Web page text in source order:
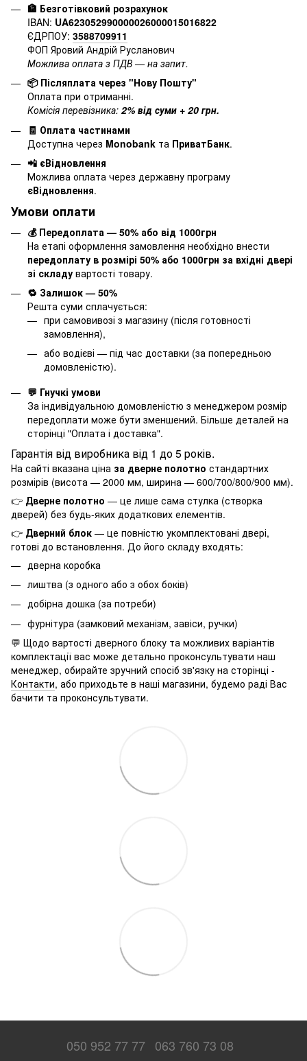
🏦 Безготівковий розрахунок
IBAN: UA623052990000026000015016822
ЄДРПОУ: 3588709911
ФОП Яровий Андрій Русланович
Можлива оплата з ПДВ — на запит.
📦 Післяплата через "Нову Пошту"
Оплата при отриманні.
Комісія перевізника: 2% від суми + 20 грн.
🧾 Оплата частинами
Доступна через Monobank та ПриватБанк.
📲 єВідновлення
Можлива оплата через державну програму
єВідновлення.
Умови оплати
💰 Передоплата — 50% або від 1000грн
На етапі оформлення замовлення необхідно внести
передоплату в розмірі 50% або 1000грн за вхідні двері
зі складу вартості товару.
🔁 Залишок — 50%
Решта суми сплачується:
при самовивозі з магазину (після готовності
замовлення),
або водієві — під час доставки (за попередньою
домовленістю).
💬 Гнучкі умови
За індивідуальною домовленістю з менеджером розмір
передоплати може бути зменшений. Більше деталей на
сторінці "Оплата і доставка".
Гарантія від виробника від 1 до 5 років.
На сайті вказана ціна за дверне полотно стандартних
розмірів (висота — 2000 мм, ширина — 600/700/800/900 мм).
👉 Дверне полотно — це лише сама стулка (створка
дверей) без будь-яких додаткових елементів.
👉 Дверний блок — це повністю укомплектовані двері,
готові до встановлення. До його складу входять:
дверна коробка
лиштва (з одного або з обох боків)
добірна дошка (за потреби)
фурнітура (замковий механізм, завіси, ручки)
💬 Щодо вартості дверного блоку та можливих варіантів
комплектації вас може детально проконсультувати наш
менеджер, обирайте зручний спосіб зв'язку на сторінці -
Контакти, або приходьте в наші магазини, будемо раді Вас
бачити та проконсультувати.
050 952 77 77 063 760 73 08